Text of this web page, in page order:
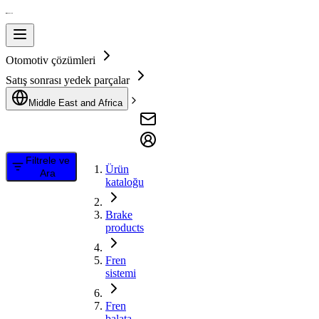
Otomotiv çözümleri
Satış sonrası yedek parçalar
Middle East and Africa
Filtrele ve
Ara
Ürün
kataloğu
Brake
products
Fren
sistemi
Fren